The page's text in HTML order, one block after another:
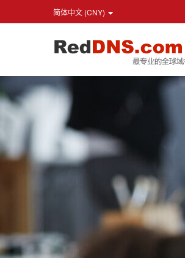
简体中文 (CNY)